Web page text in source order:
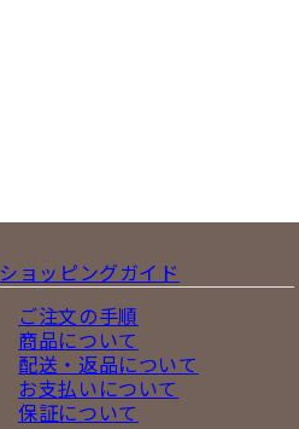
ショッピングガイド
ご注文の手順
商品について
配送・返品について
お支払いについて
保証について